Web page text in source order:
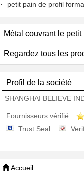
petit pain de profil
Métal couvrant le
Regardez tous les
Profil de la société
SHANGHAI BELIEVE
Fournisseurs vérifié
Trust Seal
Accueil